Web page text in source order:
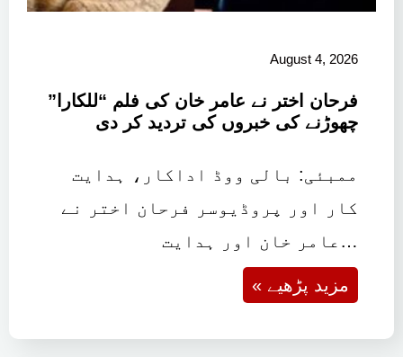
August 4, 2026
فرحان اختر نے عامر خان کی فلم “للکارا”
چھوڑنے کی خبروں کی تردید کر دی
ممبئی: بالی ووڈ اداکار، ہدایت
کار اور پروڈیوسر فرحان اختر نے
عامر خان اور ہدایت…
« مزید پڑھیے